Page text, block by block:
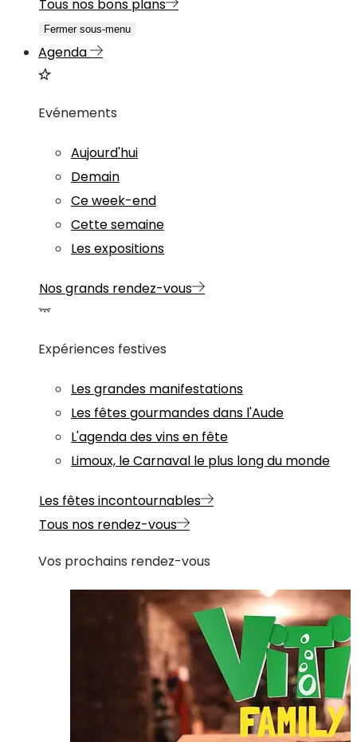
Tous nos bons plans
Fermer sous-menu
Agenda
Evénements
Aujourd'hui
Demain
Ce week-end
Cette semaine
Les expositions
Nos grands rendez-vous
Expériences festives
Les grandes manifestations
Les fêtes gourmandes dans l'Aude
L'agenda des vins en fête
Limoux, le Carnaval le plus long du monde
Les fêtes incontournables
Tous nos rendez-vous
Vos prochains rendez-vous